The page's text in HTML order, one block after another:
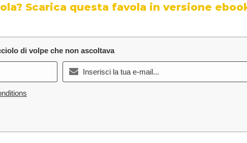
Scarica questa favola in versione
di volpe che non ascoltava